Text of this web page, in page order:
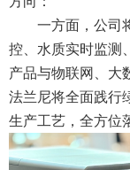
一方面，公司
控、水质实时监测
产品与物联网、大
法兰尼将全面践行
生产工艺，全方位